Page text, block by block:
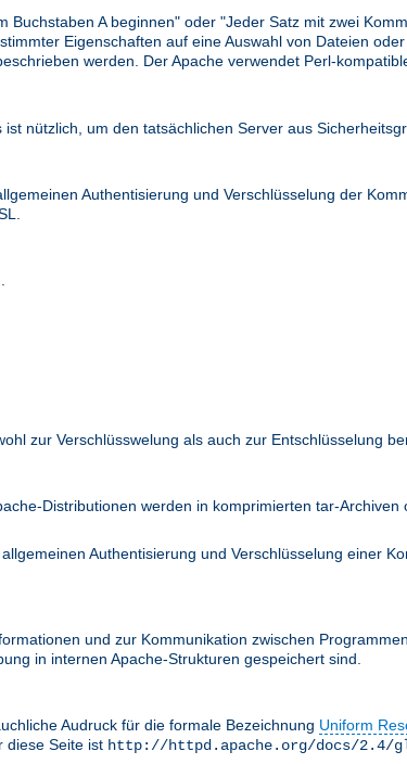
A beginnen" oder "Jeder Satz mit zwei
Eigenschaften auf eine Auswahl von Dateien
werden. Der Apache verwendet Perl-
ist nützlich, um den tatsächlichen Server aus
Authentisierung und Verschlüsselung der
zur Verschlüsswelung als auch zur Entschlüsselung
Distributionen werden in komprimierten tar-Archiven
Authentisierung und Verschlüsselung einer
und zur Kommunikation zwischen
in internen Apache-Strukturen gespeichert sind.
Audruck für die formale Bezeichnung Uniform
diese Seite ist http://httpd.apache.org/docs/2.4/